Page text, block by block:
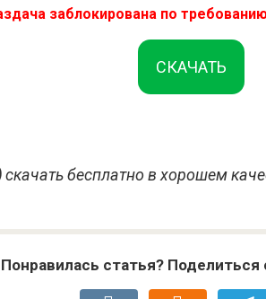
заблокирована по
СКАЧАТЬ
скачать бесплатно в хорошем
Понравилась статья? Поделиться